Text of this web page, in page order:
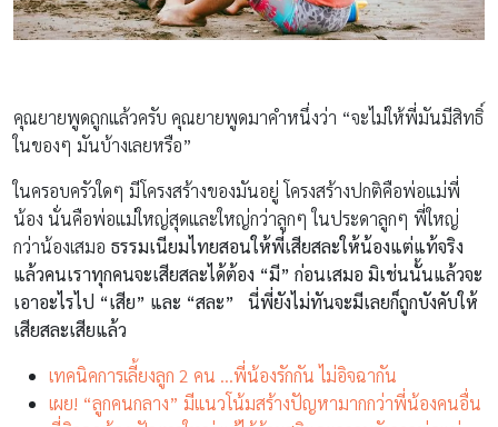
คุณยายพูดถูกแล้วครับ คุณยายพูดมาคำหนึ่งว่า “จะไม่ให้พี่มันมีสิทธิ์
ในของๆ มันบ้างเลยหรือ”
ในครอบครัวใดๆ มีโครงสร้างของมันอยู่ โครงสร้างปกติคือพ่อแม่พี่
น้อง นั่นคือพ่อแม่ใหญ่สุดและใหญ่กว่าลูกๆ ในประดาลูกๆ พี่ใหญ่
กว่าน้องเสมอ ธรรมเนียมไทยสอนให้พี่เสียสละให้น้องแต่แท้จริง
แล้วคนเราทุกคนจะเสียสละได้ต้อง “มี” ก่อนเสมอ มิเช่นนั้นแล้วจะ
เอาอะไรไป “เสีย” และ “สละ” นี่พี่ยังไม่ทันจะมีเลยก็ถูกบังคับให้
เสียสละเสียแล้ว
เทคนิคการเลี้ยงลูก 2 คน …พี่น้องรักกัน ไม่อิจฉากัน
เผย! “ลูกคนกลาง” มีแนวโน้มสร้างปัญหามากกว่าพี่น้องคนอื่น